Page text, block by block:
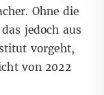
Ohne die
jedoch aus
vorgeht,
von 2022